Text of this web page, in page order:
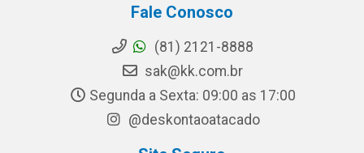
Fale Conosco
(81) 2121-8888
sak@kk.com.br
Segunda a Sexta: 09:00 as 17:00
@deskontaoatacado